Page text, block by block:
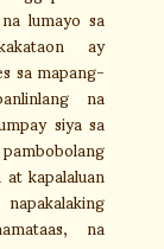
lumayo sa
ay
sa mapang-
na
siya sa
kapalaluan
na